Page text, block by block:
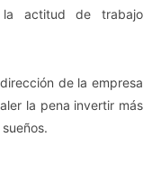
la actitud de trabajo
de la empresa
la pena invertir más